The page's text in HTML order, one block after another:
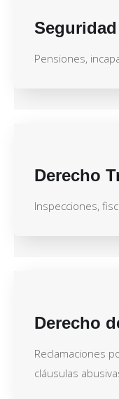
Pensiones,
Derecho
Inspecciones,
Derecho
Reclamaciones
cláusulas